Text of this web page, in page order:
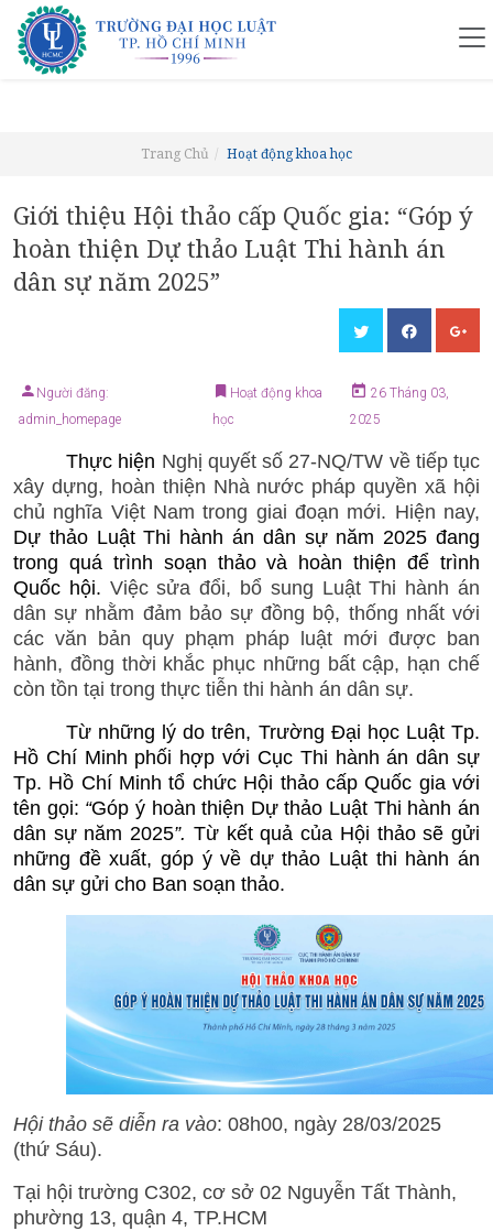
Trang Chủ Hoạt động khoa học
Giới thiệu Hội thảo cấp Quốc gia: “Góp ý
hoàn thiện Dự thảo Luật Thi hành án
dân sự năm 2025”
Người đăng:
admin_homepage
Hoạt động khoa
học
26 Tháng 03,
2025
Thực hiện Nghị quyết số 27-NQ/TW về tiếp tục
xây dựng, hoàn thiện Nhà nước pháp quyềnxã hội
chủ nghĩa Việt Nam trong giai đoạn mới. Hiện nay,
Dự thảo Luật Thi hành án dân sự năm 2025 đang
trong quá trình soạn thảo và hoàn thiện để trình
Quốc hội. Việcsửa đổi, bổ sung Luật Thi hành án
dân sự nhằm đảm bảo sự đồng bộ, thống nhất với
các văn bản quy phạm pháp luật mới được ban
hành, đồng thời khắc phục những bất cập, hạn chế
còn tồn tại trong thực tiễn thi hành án dân sự.
Từ những lý do trên, Trường Đại học Luật Tp.
Hồ Chí Minh phối hợp với Cục Thi hành án dân sự
Tp. Hồ Chí Minhtổ chức Hội thảo cấp Quốc gia với
tên gọi: “Góp ý hoàn thiện Dự thảo Luật Thi hành án
dân sự năm 2025”. Từ kết quả của Hội thảo sẽ gửi
những đề xuất, góp ý về dự thảo Luật thi hành án
dân sự gửi cho Ban soạn thảo.
Hội thảo sẽ diễn ra vào: 08h00, ngày 28/03/2025
(thứ Sáu).
Tại hội trường C302, cơ sở 02 Nguyễn Tất Thành,
phường 13, quận 4, TP.HCM